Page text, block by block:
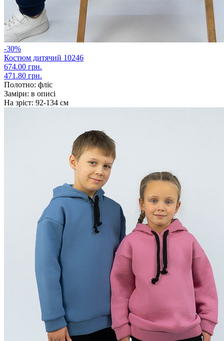
-30%
Костюм дитячий 10246
674.00 грн.
471.80 грн.
Полотно: фліс
Заміри: в описі
На зріст: 92-134 см